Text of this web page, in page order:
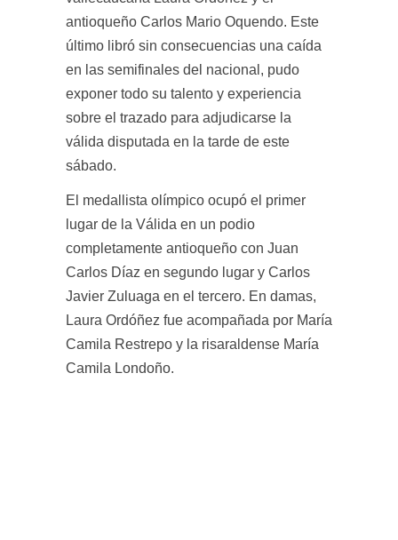
antioqueño Carlos Mario Oquendo. Este
último libró sin consecuencias una caída
en las semifinales del nacional, pudo
exponer todo su talento y experiencia
sobre el trazado para adjudicarse la
válida disputada en la tarde de este
sábado.
El medallista olímpico ocupó el primer
lugar de la Válida en un podio
completamente antioqueño con Juan
Carlos Díaz en segundo lugar y Carlos
Javier Zuluaga en el tercero. En damas,
Laura Ordóñez fue acompañada por María
Camila Restrepo y la risaraldense María
Camila Londoño.